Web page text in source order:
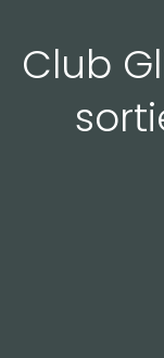
Club